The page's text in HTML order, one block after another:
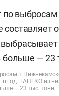
в
в год. ТАНЕКО из
— 23 тыс. тонн